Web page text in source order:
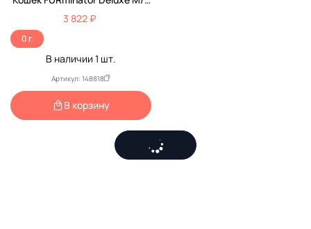
С Длинной Шерстью 141280
3 822 ₽
0 г
В наличии 1 шт.
Артикул: 148818
В корзину